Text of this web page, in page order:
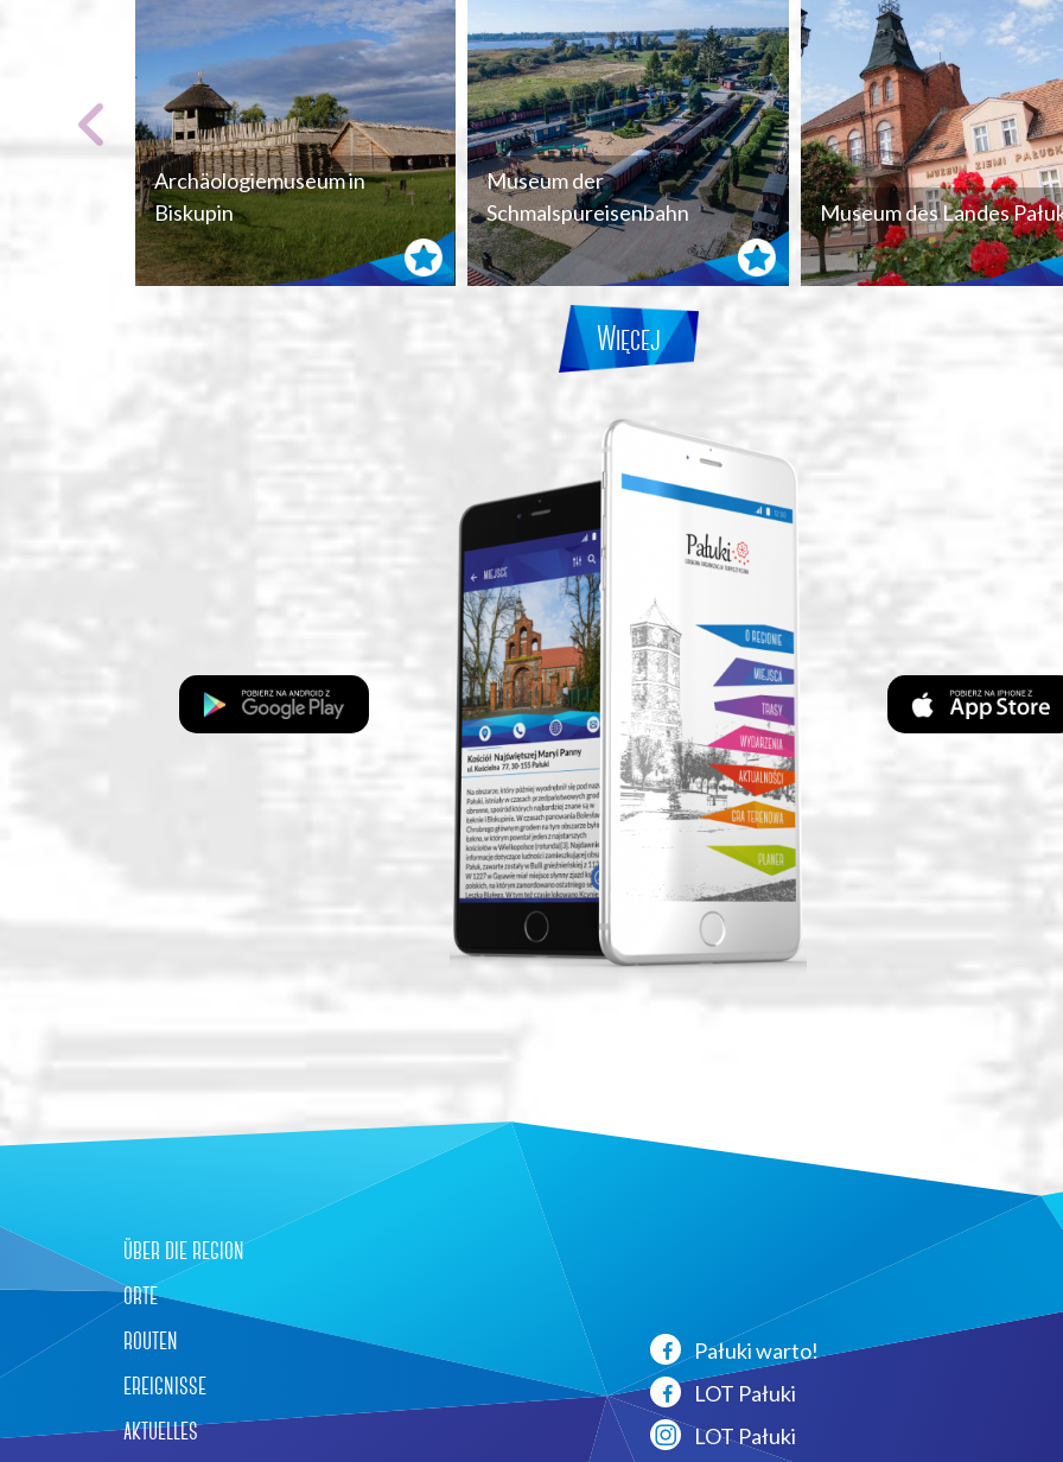
Archäologiemuseum in
Biskupin
Museum der
Schmalspureisenbahn
Museum des Landes
Więcej
über die region
orte
routen
ereignisse
aktuelles
Pałuki warto!
LOT Pałuki
LOT Pałuki